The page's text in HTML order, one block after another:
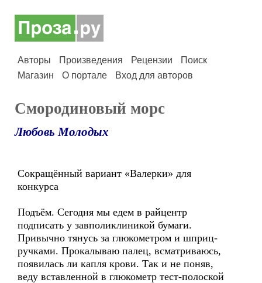
Авторы Произведения Рецензии
Поиск
Магазин
О портале Вход для авторов
Смородиновый морс
Любовь Молодых
Сокращённый вариант «Валерки» для
конкурса
Подъём. Сегодня мы едем в райцентр
подписать у завполиклиникой бумаги.
Привычно тянусь за глюкометром и шприц-
ручками. Прокалываю палец, всматриваюсь,
появилась ли капля крови. Так и не поняв,
веду вставленной в глюкометр тест-полоской